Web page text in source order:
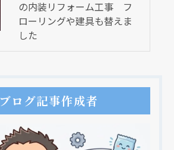
の内装リフォーム工事 フ
ローリングや建具も替えま
した
ブログ記事作成者